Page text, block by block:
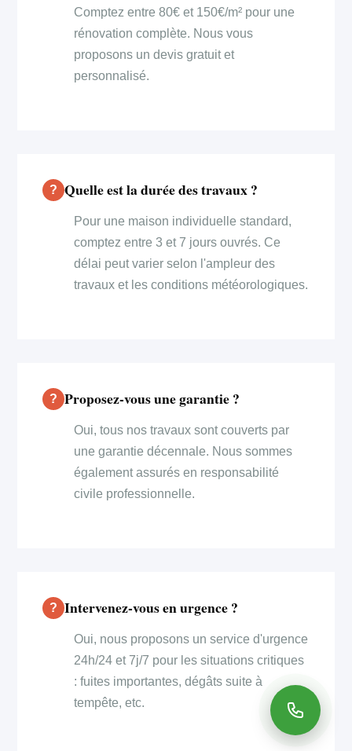
Comptez entre 80€ et 150€/m² pour une
rénovation complète. Nous vous
proposons un devis gratuit et
personnalisé.
Quelle est la durée des travaux ?
Pour une maison individuelle standard,
comptez entre 3 et 7 jours ouvrés. Ce
délai peut varier selon l'ampleur des
travaux et les conditions météorologiques.
Proposez-vous une garantie ?
Oui, tous nos travaux sont couverts par
une garantie décennale. Nous sommes
également assurés en responsabilité
civile professionnelle.
Intervenez-vous en urgence ?
Oui, nous proposons un service d'urgence
24h/24 et 7j/7 pour les situations critiques
: fuites importantes, dégâts suite à
tempête, etc.